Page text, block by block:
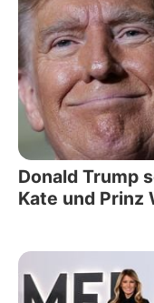
Donald Trump
Kate und Prinz